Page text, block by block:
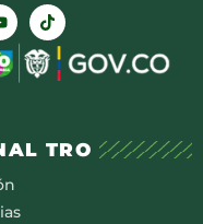
TRO